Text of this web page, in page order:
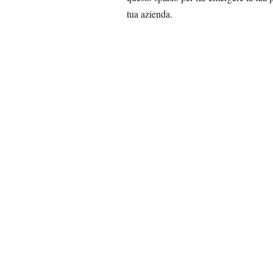
tua azienda.